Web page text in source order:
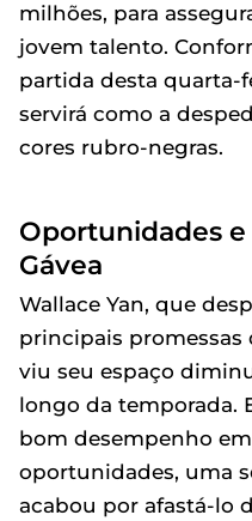
milhões, para
jovem talento.
partida desta quarta-
servirá como a
cores rubro-negras.
Oportunidades e
Gávea
Wallace Yan, que
principais promessas
viu seu espaço
longo da temporada.
bom desempenho
oportunidades, uma
acabou por afastá-lo